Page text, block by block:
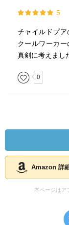
5
チャイルドプ
クールワーカー
真剣に考えまし
0
Amazon 詳
本ページはア